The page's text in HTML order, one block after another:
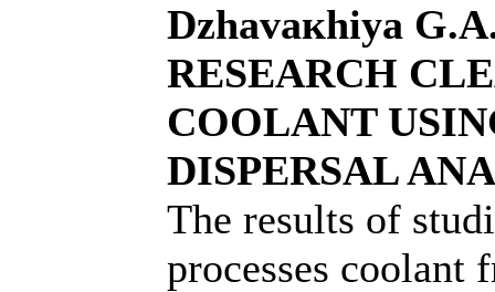
Dzhavaкhiya
RESEARCH
COOLANT
DISPERSAL
The results of
processes coolant